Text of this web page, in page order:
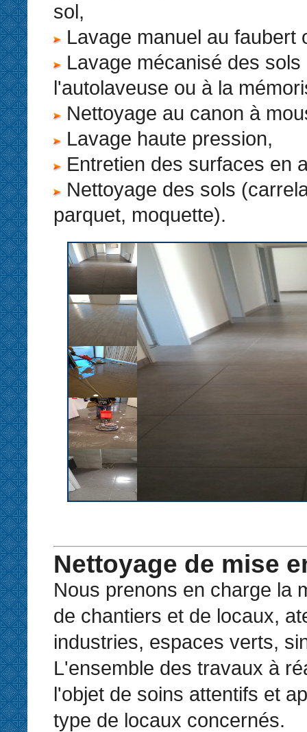
sol,
Lavage manuel au faubert
Lavage mécanisé des sols
l'autolaveuse ou à la
Nettoyage au canon à
Lavage haute pression,
Entretien des surfaces en
Nettoyage des sols
parquet, moquette).
Nettoyage de mise
Nous prenons en charge la
de chantiers et de locaux,
industries, espaces verts,
L'ensemble des travaux à
l'objet de soins attentifs et
type de locaux concernés.